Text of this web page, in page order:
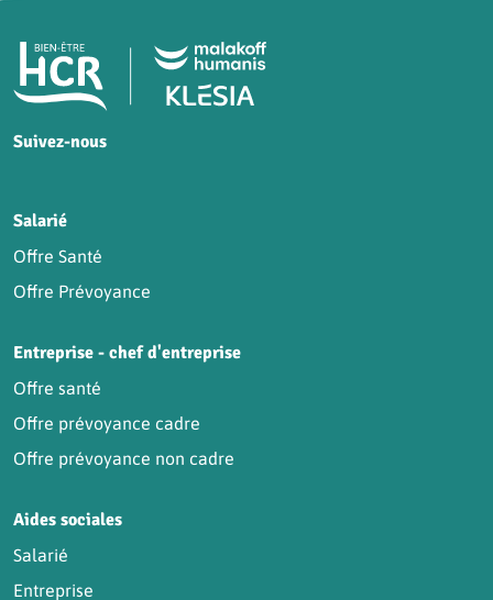
Pied de page HCR Bien-Être
Suivez-nous
Salarié
Offre Santé
Offre Prévoyance
Entreprise - chef d'entreprise
Offre santé
Offre prévoyance cadre
Offre prévoyance non cadre
Aides sociales
Salarié
Entreprise